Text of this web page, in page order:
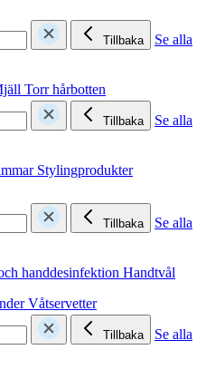
Tillbaka
Se alla
Torr hårbotten
Tillbaka
Se alla
Stylingprodukter
Tillbaka
Se alla
handdesinfektion Handtvål
Våtservetter
Tillbaka
Se alla